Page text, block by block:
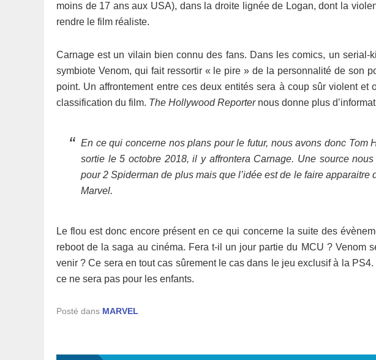
moins de 17 ans aux USA), dans la droite lignée de Logan, dont la
rendre le film réaliste.
Carnage est un vilain bien connu des fans. Dans les comics, un
symbiote Venom, qui fait ressortir « le pire » de la personnalité de son
point. Un affrontement entre ces deux entités sera à coup sûr violent
classification du film. The Hollywood Reporternous donne plus
En ce qui concerne nos plans pour le futur, nous avons donc Tom
sortie le 5 octobre 2018, il y affrontera Carnage. Une source
pour 2 Spiderman de plus mais que l’idée est de le faire apparaitre
Marvel.
Le flou est donc encore présent en ce qui concerne la suite des
reboot de la saga au cinéma. Fera t-il un jour partie du MCU ? Venom
venir ? Ce sera en tout cas sûrement le cas dans le jeu exclusif à la
ce ne sera pas pour les enfants.
Posté dans MARVEL